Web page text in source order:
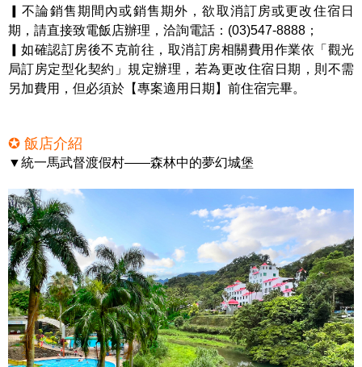
▎不論銷售期間內或銷售期外，欲取消訂房或更改住宿日
期，請直接致電飯店辦理，洽詢電話：(03)547-8888；
▎如確認訂房後不克前往，取消訂房相關費用作業依「觀光
局訂房定型化契約」規定辦理，若為更改住宿日期，則不需
另加費用，但必須於【專案適用日期】前住宿完畢。
✪ 飯店介紹
▼統一馬武督渡假村——森林中的夢幻城堡